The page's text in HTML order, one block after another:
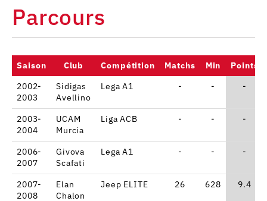
Parcours
Saison Club Compétition Matchs Min
Points
2002-
2003
Sidigas
Avellino
Lega A1 - - -
2003-
2004
UCAM
Murcia
Liga ACB - - -
2006-
2007
Givova
Scafati
Lega A1 - - -
2007-
2008
Elan
Chalon
Jeep ELITE 26 628 9.4